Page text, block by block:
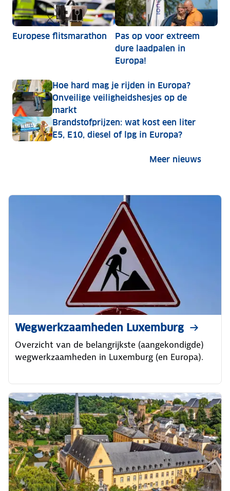
Europese flitsmarathon
Pas op voor extreem
dure laadpalen in
Europa!
Hoe hard mag je rijden in Europa?
Onveilige veiligheidshesjes op de
markt
Brandstofprijzen: wat kost een liter
E5, E10, diesel of lpg in Europa?
Meer nieuws
Wegwerkzaamheden Luxemburg
Overzicht van de belangrijkste (aangekondigde)
wegwerkzaamheden in Luxemburg (en Europa).